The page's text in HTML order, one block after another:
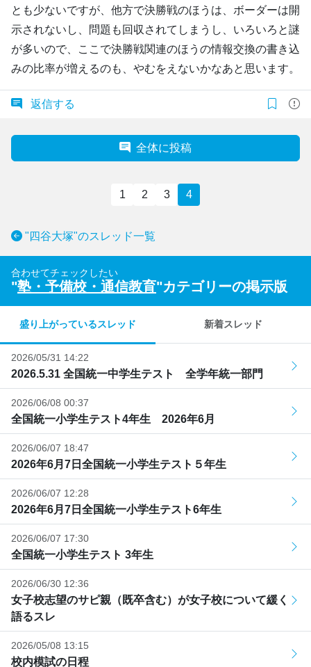
とも少ないですが、他方で決勝戦のほうは、ボーダーは開
示されないし、問題も回収されてしまうし、いろいろと謎
が多いので、ここで決勝戦関連のほうの情報交換の書き込
みの比率が増えるのも、やむをえないかなあと思います。
返信する
全体に投稿
1 2 3 4
"四谷大塚"のスレッド一覧
合わせてチェックしたい
"塾・予備校・通信教育"カテゴリーの掲示版
盛り上がっているスレッド 新着スレッド
2026/05/31 14:22
2026.5.31 全国統一中学生テスト 全学年統一部門
2026/06/08 00:37
全国統一小学生テスト4年生 2026年6月
2026/06/07 18:47
2026年6月7日全国統一小学生テスト５年生
2026/06/07 12:28
2026年6月7日全国統一小学生テスト6年生
2026/06/07 17:30
全国統一小学生テスト 3年生
2026/06/30 12:36
女子校志望のサピ親（既卒含む）が女子校について緩く
語るスレ
2026/05/08 13:15
校内模試の日程